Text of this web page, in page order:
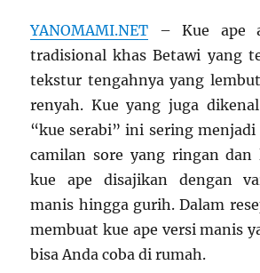
YANOMAMI.NET – Kue ape
tradisional khas Betawi yang
tekstur tengahnya yang
renyah. Kue yang juga
“kue serabi” ini sering menjadi
camilan sore yang ringan dan
kue ape disajikan dengan
manis hingga gurih. Dalam
membuat kue ape versi manis
bisa Anda coba di rumah.